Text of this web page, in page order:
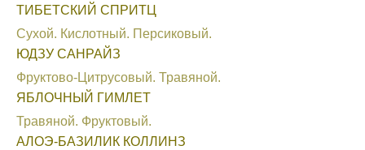
Сухой. Кислотный. Персиковый.
ТИБЕТСКИЙ СПРИТЦ
Фруктово-Цитрусовый. Травяной.
ЮДЗУ САНРАЙЗ
Травяной. Фруктовый.
ЯБЛОЧНЫЙ ГИМЛЕТ
АЛОЭ-БАЗИЛИК КОЛЛИНЗ